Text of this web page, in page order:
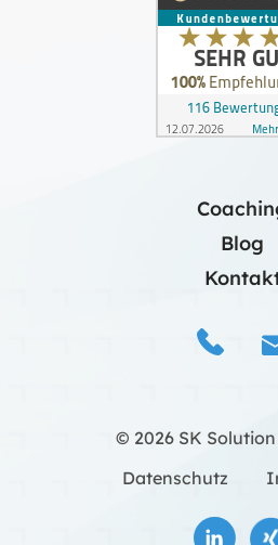
Blog
© 2026 SK
Datenschutz